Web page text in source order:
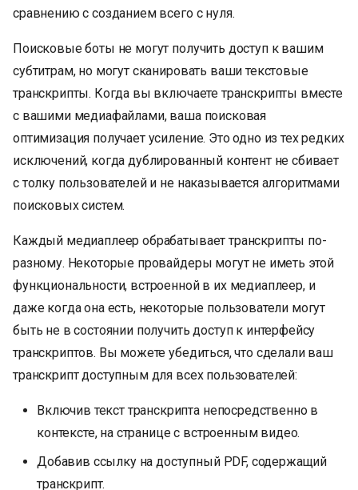
сравнению с созданием всего с нуля.
Поисковые боты не могут получить доступ к вашим
субтитрам, но могут сканировать ваши текстовые
транскрипты. Когда вы включаете транскрипты вместе
с вашими медиафайлами, ваша поисковая
оптимизация получает усиление. Это одно из тех редких
исключений, когда дублированный контент не сбивает
с толку пользователей и не наказывается алгоритмами
поисковых систем.
Каждый медиаплеер обрабатывает транскрипты по-
разному. Некоторые провайдеры могут не иметь этой
функциональности, встроенной в их медиаплеер, и
даже когда она есть, некоторые пользователи могут
быть не в состоянии получить доступ к интерфейсу
транскриптов. Вы можете убедиться, что сделали ваш
транскрипт доступным для всех пользователей:
Включив текст транскрипта непосредственно в
контексте, на странице с встроенным видео.
Добавив ссылку на доступный PDF, содержащий
транскрипт.